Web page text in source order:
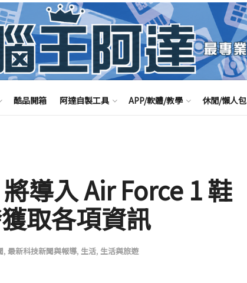
酷品開箱 阿達自製工具 APP/軟體/教學 休閒/懶人包
導入 Air Force 1 鞋
取各項資訊
, 最新科技新聞與報導, 生活, 生活與旅遊